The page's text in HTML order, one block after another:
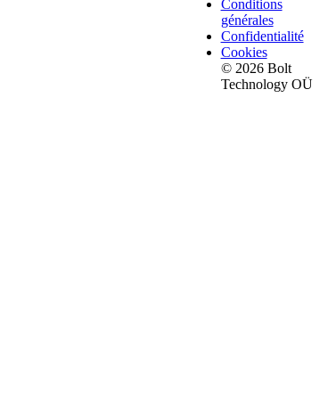
Conditions
générales
Confidentialité
Cookies
© 2026 Bolt
Technology OÜ